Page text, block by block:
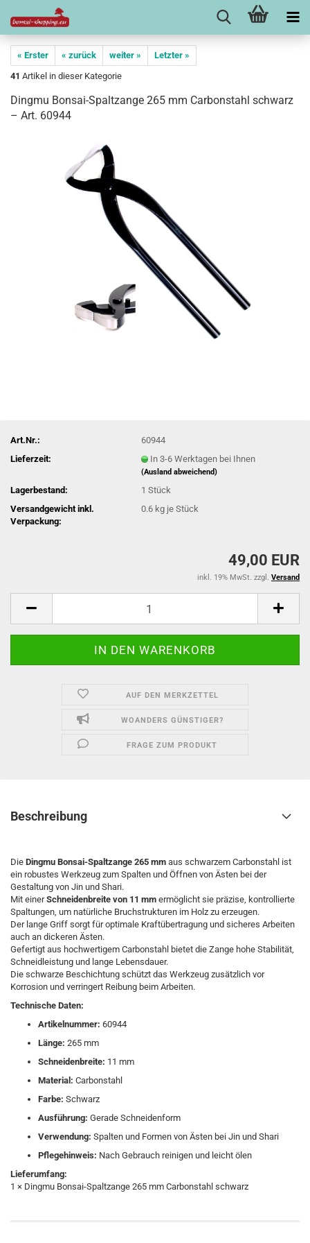
« Erster « zurück weiter »
Letzter »
41 Artikel in dieser Kategorie
Dingmu Bonsai-Spaltzange 265 mm Carbonstahl schwarz
– Art. 60944
Art.Nr.:
60944
Lieferzeit:
In 3-6 Werktagen bei Ihnen
(Ausland abweichend)
Lagerbestand: 1Stück
Versandgewicht inkl.
Verpackung:
0.6 kg je Stück
49,00 EUR
inkl. 19% MwSt. zzgl. Versand
AUF DEN MERKZETTEL
WOANDERS GÜNSTIGER?
FRAGE ZUM PRODUKT
Beschreibung
Die Dingmu Bonsai-Spaltzange 265 mm aus schwarzem Carbonstahl ist
ein robustes Werkzeug zum Spalten und Öffnen von Ästen bei der
Gestaltung von Jin und Shari.
Mit einerSchneidenbreite von 11 mm ermöglicht sie präzise, kontrollierte
Spaltungen, um natürliche Bruchstrukturen im Holz zu erzeugen.
Der lange Griff sorgt für optimale Kraftübertragung und sicheres Arbeiten
auch an dickeren Ästen.
Gefertigt aus hochwertigem Carbonstahl bietet die Zange hohe Stabilität,
Schneidleistung und lange Lebensdauer.
Die schwarze Beschichtung schützt das Werkzeug zusätzlich vor
Korrosion und verringert Reibung beim Arbeiten.
Technische Daten:
Artikelnummer: 60944
Länge: 265 mm
Schneidenbreite: 11 mm
Material: Carbonstahl
Farbe: Schwarz
Ausführung: Gerade Schneidenform
Verwendung: Spalten und Formen von Ästen bei Jin und Shari
Pflegehinweis: Nach Gebrauch reinigen und leicht ölen
Lieferumfang:
1 × Dingmu Bonsai-Spaltzange 265 mm Carbonstahl schwarz